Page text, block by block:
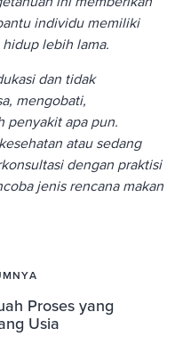
individu memiliki
lebih lama.
dan tidak
mengobati,
penyakit apa pun.
atau sedang
dengan praktisi
jenis rencana makan
Proses yang
Usia